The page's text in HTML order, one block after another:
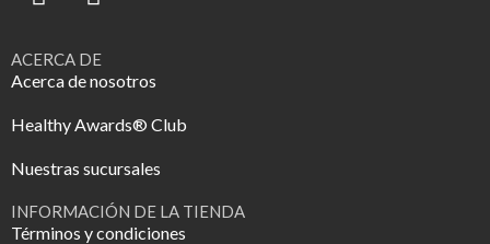
ACERCA DE
Acerca de nosotros
Healthy Awards® Club
Nuestras sucursales
INFORMACIÓN DE LA TIENDA
Términos y condiciones